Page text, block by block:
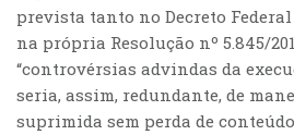
prevista tanto no Decreto Federal
na própria Resolução nº 5.845/
“controvérsias advindas da
seria, assim, redundante, de
suprimida sem perda de